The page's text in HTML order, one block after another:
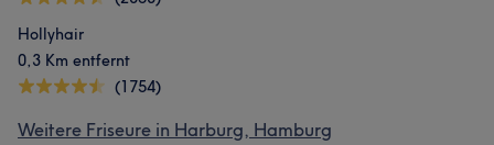
Freundlich
Hollyhair
0,3 Km entfernt
(1754)
Weitere Friseure in Harburg, Hamburg